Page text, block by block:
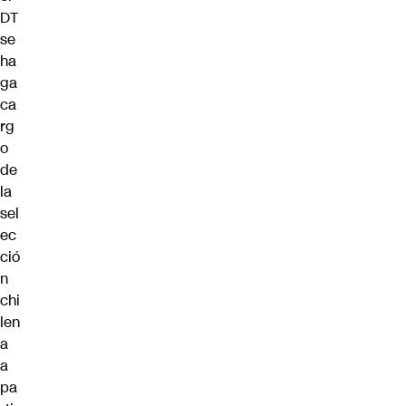
DT
se
ha
ga
ca
rg
o
de
la
sel
ec
ció
n
chi
len
a
a
pa